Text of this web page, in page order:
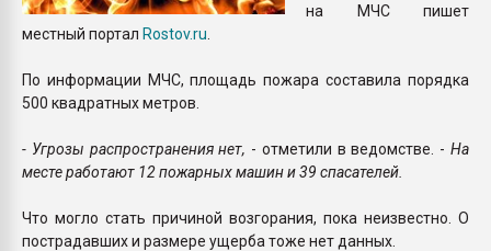
на МЧС пишет
местный портал Rostov.ru
По информации МЧС, площадь пожара составила порядка
500 квадратных метров.
- Угрозы распространения нет, - отметили в ведомстве. -На
месте работают 12 пожарных машин и 39 спасателей.
Что могло стать причиной возгорания, пока неизвестно. О
пострадавших и размере ущерба тоже нет данных.